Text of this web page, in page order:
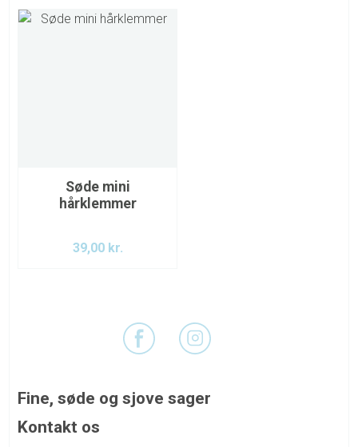
Søde mini
hårklemmer
39,00 kr.
Fine, søde og sjove sager
DU inviteres ind i vores pigeunivers, hvor vi nøje har
Kontakt os